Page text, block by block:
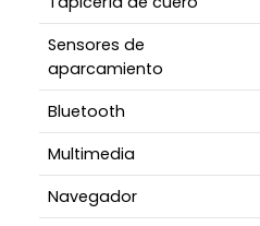
Sensores de
aparcamiento
Bluetooth
Multimedia
Navegador